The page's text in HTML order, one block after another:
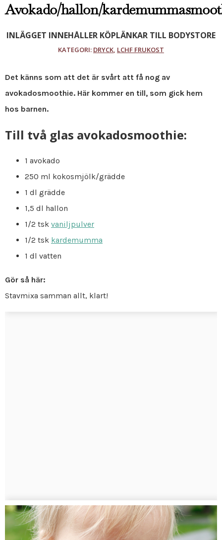
Avokado/hallon/
INLÄGGET INNEHÅLLER KÖPLÄNKAR TILL BODYSTORE
KATEGORI: DRYCK, LCHF FRUKOST
Det känns som att det är svårt att få nog av
avokadosmoothie. Här kommer en till, som gick hem
hos barnen.
Till två glas avokadosmoothie:
1 avokado
250 ml kokosmjölk/grädde
1 dl grädde
1,5 dl hallon
1/2 tsk vaniljpulver
1/2 tsk kardemumma
1 dl vatten
Gör så här:
Stavmixa samman allt, klart!